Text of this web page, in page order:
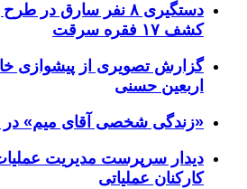
دستگیری ۸ نفر سارق
کشف ۱۷ فقره سرقت
گزارش تصویری از پیشوازی
اربعین حسنی
«زندگی شخصی آقای میم»
دیدار سرپرست مدیریت
کارکنان عملیاتی